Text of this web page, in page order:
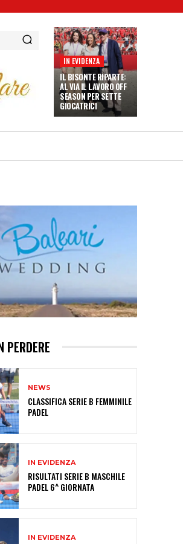
IN EVIDENZA
IL BISONTE RIPARTE:
AL VIA IL LAVORO OFF
SEASON PER SETTE
GIOCATRICI
PERDERE
NEWS
CLASSIFICA SERIE B FEMMINILE
PADEL
IN EVIDENZA
RISULTATI SERIE B MASCHILE
PADEL 6^ GIORNATA
IN EVIDENZA